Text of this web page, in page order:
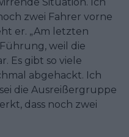
zwei Fahrer vorne
er. „Am letzten
weil die
Es gibt so viele
abgehackt. Ich
die Ausreißergruppe
dass noch zwei